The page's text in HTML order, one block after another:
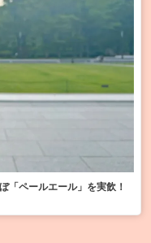
「ペールエール」を実飲！